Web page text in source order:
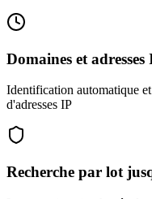
Domaines et adresses
Identification automatique
d'adresses IP
Recherche par lot